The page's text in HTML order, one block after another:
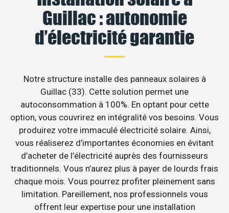
Guillac : autonomie
d’électricité garantie
Notre structure installe des panneaux solaires à
Guillac (33). Cette solution permet une
autoconsommation à 100%. En optant pour cette
option, vous couvrirez en intégralité vos besoins. Vous
produirez votre immaculé électricité solaire. Ainsi,
vous réaliserez d’importantes économies en évitant
d’acheter de l’électricité auprès des fournisseurs
traditionnels. Vous n’aurez plus à payer de lourds frais
chaque mois. Vous pourrez profiter pleinement sans
limitation. Pareillement, nos professionnels vous
offrent leur expertise pour une installation